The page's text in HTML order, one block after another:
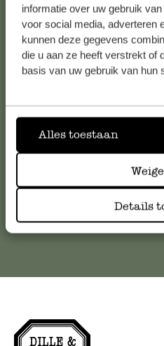
informatie over uw gebruik
voor social media, adverteren
kunnen deze gegevens
die u aan ze heeft verstrekt of
basis van uw gebruik van hun
Alles toestaan
Details
Service
nos réponses auxquestions les